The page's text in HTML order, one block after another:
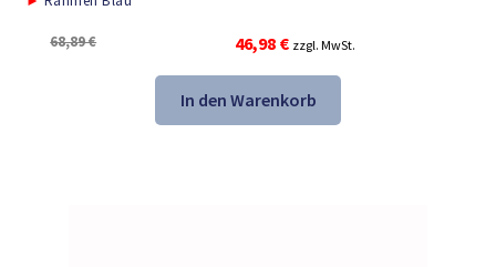
68,89€
Ursprünglicher
Preis
war:
68,89 €
46,98 €Aktueller
Preis
ist:
46,98 €.
zzgl. MwSt.
In den Warenkorb